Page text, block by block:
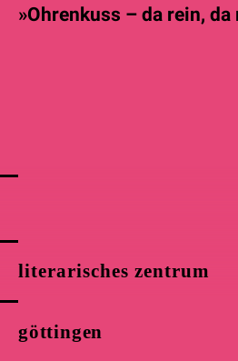
literarisches zentrum
göttingen
»Ohrenkuss – da rein, da